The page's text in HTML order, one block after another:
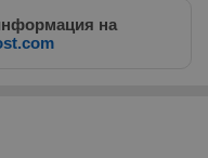
на